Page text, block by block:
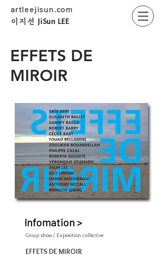
artleejisun.com
​이지선 JiSun LEE
EFFETS DE
MIROIR
Infomation >
Group show / Exposition collective
EFFETS DE MIROIR